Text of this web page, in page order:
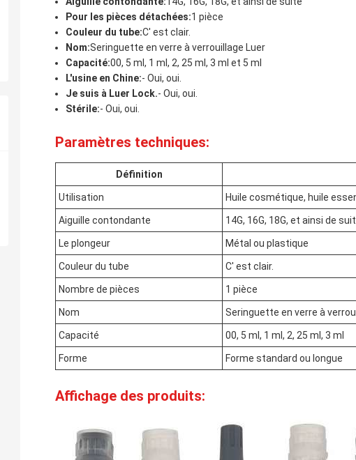
Pour les pièces détachées:1 pièce
Couleur du tube:C' est clair.
Nom:Seringuette en verre à verrouillage Luer
Capacité:00, 5 ml, 1 ml, 2, 25 ml, 3 ml et 5 ml
L'usine en Chine:- Oui, oui.
Je suis à Luer Lock.- Oui, oui.
Stérile:- Oui, oui.
Paramètres techniques:
Définition
Utilisation Huile cosmétique, huile
Aiguille contondante 14G, 16G, 18G, et ainsi de
Le plongeur Métal ou plastique
Couleur du tube C' est clair.
Nombre de pièces 1 pièce
Nom Seringuette en verre à
Capacité 00, 5 ml, 1 ml, 2, 25 ml, 3 ml
Forme Forme standard ou longue
Affichage des produits: